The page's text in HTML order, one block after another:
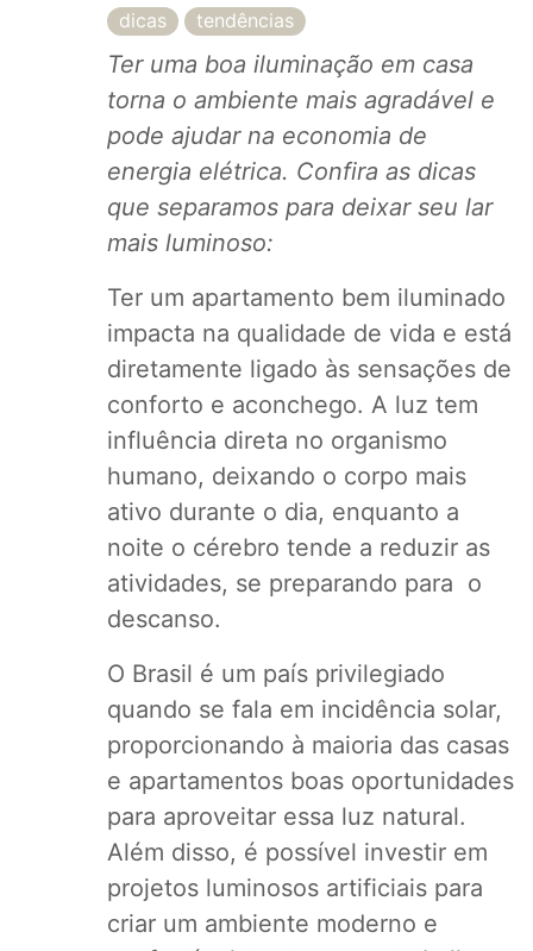
dicas tendências
Ter uma boa iluminação em casa
torna o ambiente mais agradável e
pode ajudar na economia de
energia elétrica. Confira as dicas
que separamos para deixar seu lar
mais luminoso:
Ter um apartamento bem iluminado
impacta na qualidade de vida e está
diretamente ligado às sensações de
conforto e aconchego. A luz tem
influência direta no organismo
humano, deixando o corpo mais
ativo durante o dia, enquanto a
noite o cérebro tende a reduzir as
atividades, se preparando para o
descanso.
O Brasil é um país privilegiado
quando se fala em incidência solar,
proporcionando à maioria das casas
e apartamentos boas oportunidades
para aproveitar essa luz natural.
Além disso, é possível investir em
projetos luminosos artificiais para
criar um ambiente moderno e